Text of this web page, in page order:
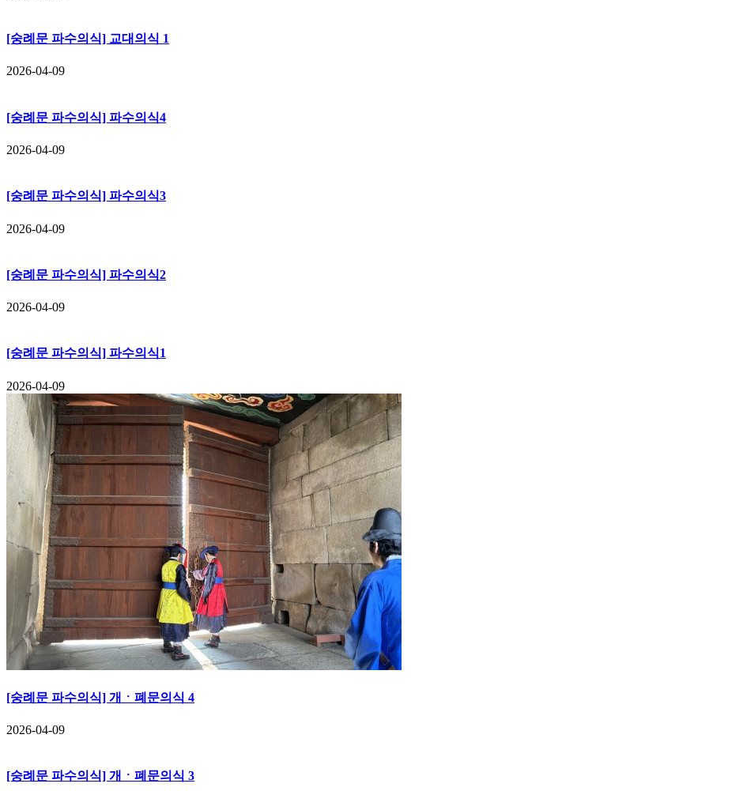
[숭례문 파수의식] 교대의식 1
2026-04-09
[숭례문 파수의식] 파수의식4
2026-04-09
[숭례문 파수의식] 파수의식3
2026-04-09
[숭례문 파수의식] 파수의식2
2026-04-09
[숭례문 파수의식] 파수의식1
2026-04-09
[숭례문 파수의식] 개ㆍ폐문의식 4
2026-04-09
[숭례문 파수의식] 개ㆍ폐문의식 3